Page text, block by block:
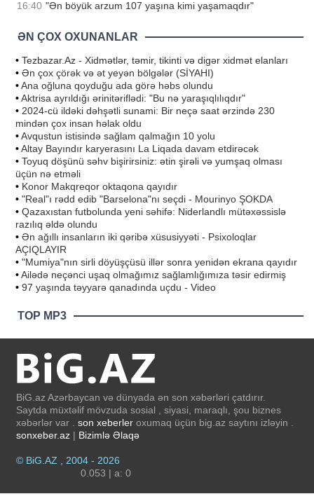
16:40 "Ən böyük arzum 107 yaşına kimi yaşamaqdır"
ƏN ÇOX OXUNANLAR
• Tezbazar.Az - Xidmətlər, təmir, tikinti və digər xidmət elanları
• Ən çox çörək və ət yeyən bölgələr (SİYAHI)
•Ana oğluna qoyduğu ada görə həbs olundu
•Aktrisa ayrıldığı ərinitəriflədi: "Bu nə yaraşıqlılıqdır"
• 2024-cü ildəki dəhşətli sunami: Bir neçə saat ərzində 230
mindən çox insan həlak oldu
•Avqustun istisində sağlam qalmağın 10 yolu
•Altay Bayındır karyerasını La Liqada davam etdirəcək
• Toyuq döşünü səhv bişirirsiniz: ətin şirəli və yumşaq olması
üçün nə etməli
• Konor Makqreqor oktaqona qayıdır
• "Real"ı rədd edib "Barselona"nı seçdi - Mourinyo ŞOKDA
• Qazaxıstan futbolunda yeni səhifə: Niderlandlı mütəxəssislə
razılıq əldə olundu
• Ən ağıllı insanların iki qəribə xüsusiyyəti - Psixoloqlar
AÇIQLAYIR
• "Mumiya"nın sirli döyüşçüsü illər sonra yenidən ekrana qayıdır
•Ailədə neçənci uşaq olmağımız sağlamlığımıza təsir edirmiş
• 97 yaşında təyyarə qanadında uçdu - Video
TOP MP3
BiG.az Azərbaycan və dünyada ən son xəbərləri çatdırır.
Saytda müxtəlif mövzuda sosial , siyasi, maraqlı, şou biznes
xəbərlər var . son xeberler oxumaq üçün big.az saytını izləyin .
sonxeber.az | Bizimlə Əlaqə
© BiG.AZ , 2004 - 2026
0.053 | a: 0